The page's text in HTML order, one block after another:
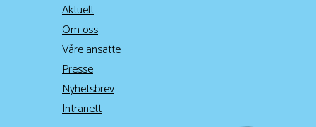
Aktuelt
Om oss
Våre ansatte
Presse
Nyhetsbrev
Intranett